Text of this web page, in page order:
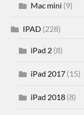
Mac mini (9)
IPAD (228)
iPad 2 (8)
iPad 2017 (15)
iPad 2018 (8)